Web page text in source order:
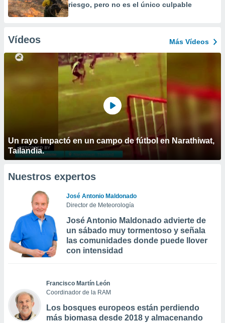
riesgo, pero no es el único culpable
Vídeos Más Vídeos
Un rayo impactó en un campo de fútbol en Narathiwat,
Tailandia.
Nuestros expertos
José Antonio Maldonado
Director de Meteorología
José Antonio Maldonado advierte de
un sábado muy tormentoso y señala
las comunidades donde puede llover
con intensidad
Francisco Martín León
Coordinador de la RAM
Los bosques europeos están perdiendo
más biomasa desde 2018 y almacenando